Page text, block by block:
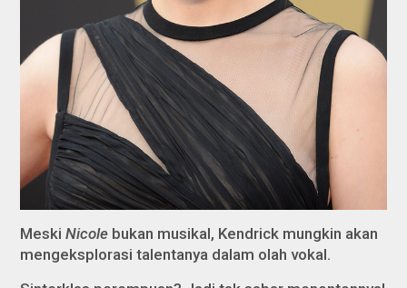
MeskiNicole bukan musikal, Kendrick mungkin akan
mengeksplorasi talentanya dalam olah vokal.